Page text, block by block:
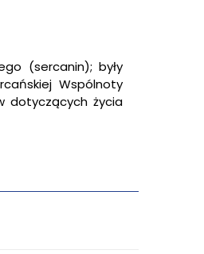
(sercanin); były
Wspólnoty
dotyczących życia